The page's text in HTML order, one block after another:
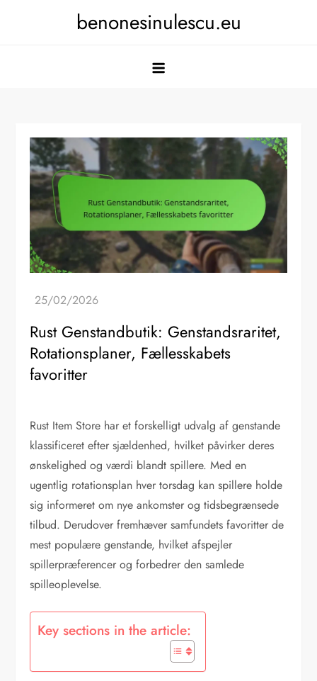
benonesinulescu.eu
Rust Genstandbutik: Genstandsraritet,
Rotationsplaner, Fællesskabets
favoritter
Rust Item Store har et forskelligt udvalg af genstande
klassificeret efter sjældenhed, hvilket påvirker deres
ønskelighed og værdi blandt spillere. Med en
ugentlig rotationsplan hver torsdag kan spillere holde
sig informeret om nye ankomster og tidsbegrænsede
tilbud. Derudover fremhæver samfundets favoritter de
mest populære genstande, hvilket afspejler
spillerpræferencer og forbedrer den samlede
spilleoplevelse.
Key sections in the article: